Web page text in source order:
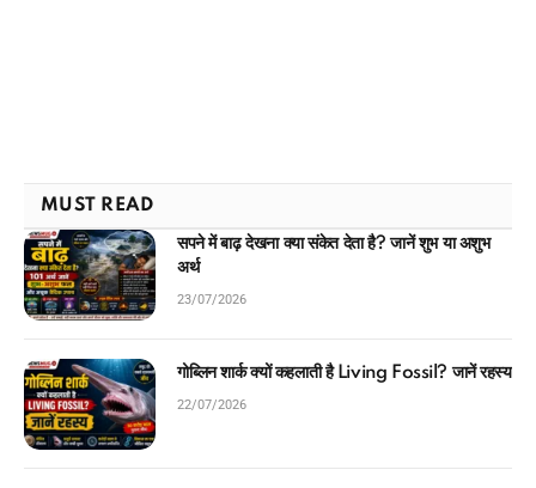
MUST READ
सपने में बाढ़ देखना क्या संकेत देता है? जानें शुभ या अशुभ
अर्थ
23/07/2026
गोब्लिन शार्क क्यों कहलाती है Living Fossil? जानें रहस्य
22/07/2026